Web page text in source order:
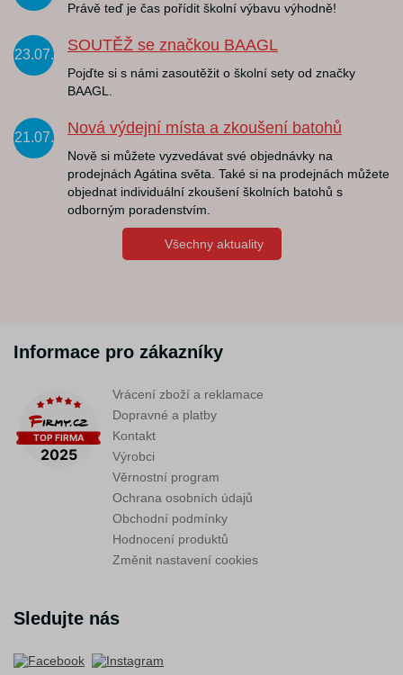
Právě teď je čas pořídit školní výbavu výhodně!
23.07.
SOUTĚŽ se značkou BAAGL
Pojďte si s námi zasoutěžit o školní sety od značky
BAAGL.
21.07.
Nová výdejní místa a zkoušení batohů
Nově si můžete vyzvedávat své objednávky na
prodejnách Agátina světa. Také si na prodejnách můžete
objednat individuální zkoušení školních batohů s
odborným poradenstvím.
Všechny aktuality
Informace pro zákazníky
Vrácení zboží a reklamace
Dopravné a platby
Kontakt
Výrobci
Věrnostní program
Ochrana osobních údajů
Obchodní podmínky
Hodnocení produktů
Změnit nastavení cookies
Sledujte nás